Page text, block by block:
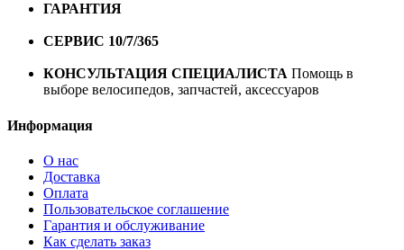
ГАРАНТИЯ
СЕРВИС 10/7/365
КОНСУЛЬТАЦИЯ СПЕЦИАЛИСТА Помощь в
выборе велосипедов, запчастей, аксессуаров
Информация
О нас
Доставка
Оплата
Пользовательское соглашение
Гарантия и обслуживание
Как сделать заказ